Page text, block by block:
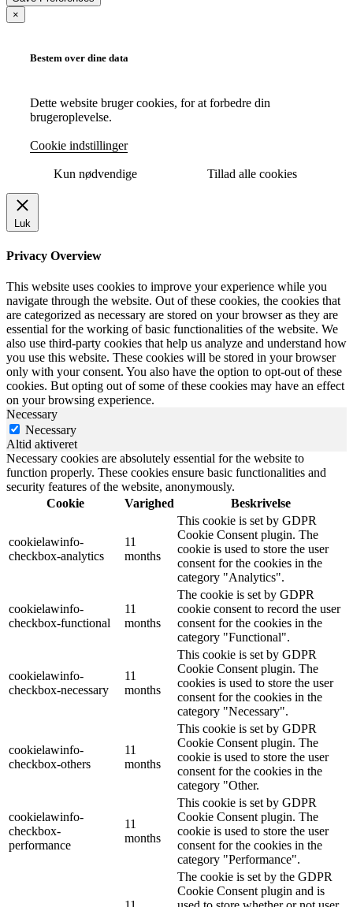
×
Bestem over dine data
Dette website bruger cookies, for at forbedre din
brugeroplevelse.
Cookie indstillinger
Kun nødvendige Tillad alle cookies
Luk
Privacy Overview
This website uses cookies to improve your experience while you
navigate through the website. Out of these cookies, the cookies that
are categorized as necessary are stored on your browser as they are
essential for the working of basic functionalities of the website. We
also use third-party cookies that help us analyze and understand how
you use this website. These cookies will be stored in your browser
only with your consent. You also have the option to opt-out of these
cookies. But opting out of some of these cookies may have an effect
on your browsing experience.
Necessary
Necessary
Altid aktiveret
Necessary cookies are absolutely essential for the website to
function properly. These cookies ensure basic functionalities and
security features of the website, anonymously.
Cookie
Varighed Beskrivelse
cookielawinfo-
checkbox-analytics
11
months
This cookie is set by GDPR
Cookie Consent plugin. The
cookie is used to store the user
consent for the cookies in the
category "Analytics".
cookielawinfo-
checkbox-functional
11
months
The cookie is set by GDPR
cookie consent to record the user
consent for the cookies in the
category "Functional".
cookielawinfo-
checkbox-necessary
11
months
This cookie is set by GDPR
Cookie Consent plugin. The
cookies is used to store the user
consent for the cookies in the
category "Necessary".
cookielawinfo-
checkbox-others
11
months
This cookie is set by GDPR
Cookie Consent plugin. The
cookie is used to store the user
consent for the cookies in the
category "Other.
cookielawinfo-
checkbox-
performance
11
months
This cookie is set by GDPR
Cookie Consent plugin. The
cookie is used to store the user
consent for the cookies in the
category "Performance".
The cookie is set by the GDPR
Cookie Consent plugin and is